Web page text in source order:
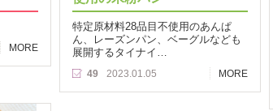
特定原材料28品目不使用のあんぱ
ん、レーズンパン、ベーグルなども
展開するタイナイ…
49 2023.01.05 MORE
MORE